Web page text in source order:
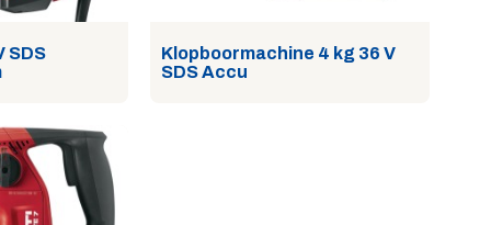
SDS
Klopboormachine 4 kg 36 V
SDS Accu